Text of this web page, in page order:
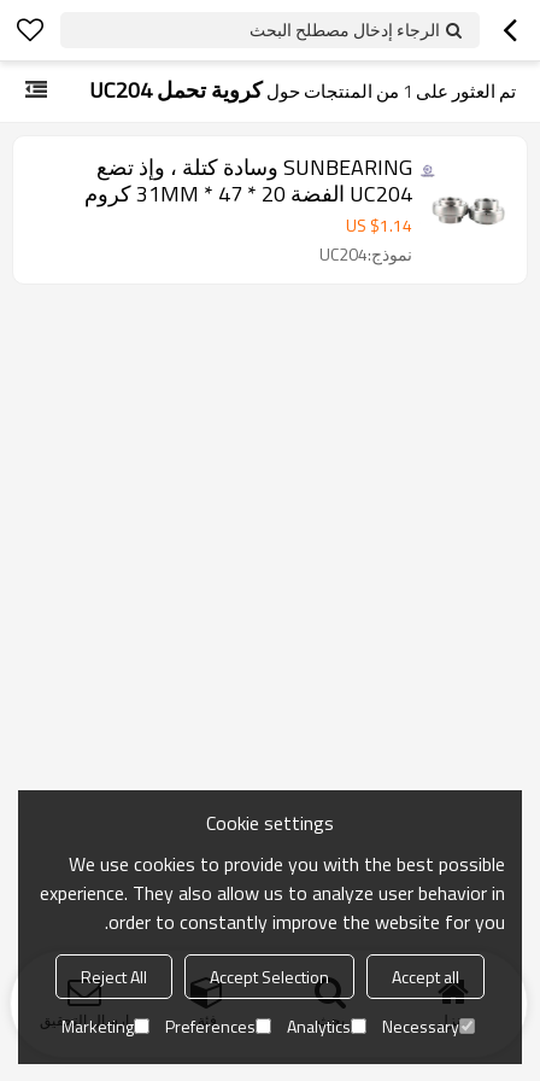
الرجاء إدخال مصطلح البحث
تم العثور على 1 من المنتجات حولكروية تحمل UC204
SUNBEARING وسادة كتلة ، وإذ تضع
UC204 الفضة 20 * 47 * 31MM كروم
الصلب GCR15
US $1.14
نموذج:UC204
منزل بحث فئة ارسال التحقيق
Cookie settings
We use cookies to provide you with the best possible
experience. They also allow us to analyze user behavior in
order to constantly improve the website for you.
Accept all
Accept Selection
Reject All
Necessary
Analytics
Preferences
Marketing